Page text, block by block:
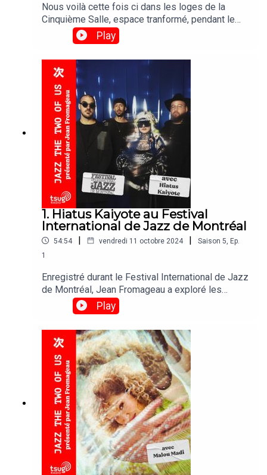
Nous voilà cette fois ci dans les loges de la
Cinquième Salle, espace tranformé, pendant le
Festival International de Jazz a Montréal, en
plateau ciné où Kid Koala fait opérer sa magie
d'ailleurs, il écoute du Jazz, Éric aka Kid Koala ?
Tracklist :01 Billie Holiday - Solitude02
Thelonious Monk - Sophisticated Lady03 Oscar
Peterson, Ella Fitzgerald, Louis Armstrong -
Autumn in New York04 Preservation Hall Jazz
Band - Bassin Street Blues05 Miles Davis Quintet
- It Never Entered My Mind
Play
1. Hiatus Kaiyote au Festival
International de Jazz de Montréal
54:54 | vendredi 11 octobre 2024 | Saison 5 Ep.
1
Enregistré durant le Festival International de Jazz
de Montréal, Jean Fromageau a exploré les
inspirations jazz du quatuor australien Hiatus
Kaiyote.Tracklist :HIATUS KAIYOTE.- Cinnamon
ShadowsBRAD MEHLDAU - Solar (Live)OLIVER
NELSON - Stolen MomentsCHARLES MINGUS -
Better Get Hit In Your SoulERROLL GARNER -
Penthouse Serenade
Play